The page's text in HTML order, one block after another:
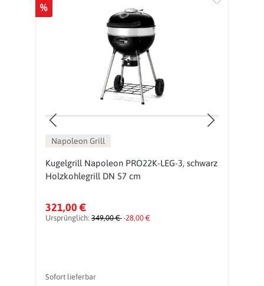
%
Napoleon Grill
Kugelgrill Napoleon PRO22K-LEG-3, schwarz
Holzkohlegrill DN 57 cm
321,00 €
Ursprünglich: 349,00 €-28,00 €
Sofort lieferbar